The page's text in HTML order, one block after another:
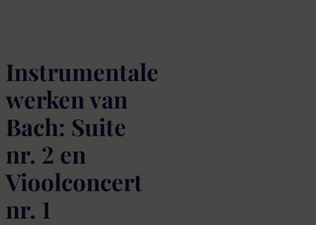
Instrumentale
werken van
Bach: Suite
nr. 2 en
Vioolconcert
nr. 1